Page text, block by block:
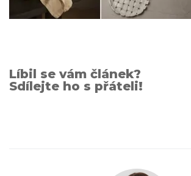
Líbil se vám článek?
Sdílejte ho s přáteli!